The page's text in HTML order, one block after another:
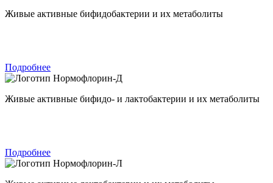
Живые активные бифидобактерии и их метаболиты
Подробнее
Нормофлорин-Д
Живые активные бифидо- и лактобактерии и их метаболиты
Подробнее
Нормофлорин-Л